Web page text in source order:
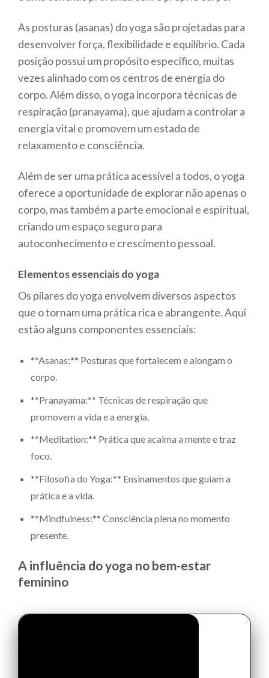
As posturas (asanas) do yoga são projetadas para
desenvolver força, flexibilidade e equilíbrio. Cada
posição possui um propósito específico, muitas
vezes alinhado com os centros de energia do
corpo. Além disso, o yoga incorpora técnicas de
respiração (pranayama), que ajudam a controlar a
energia vital e promovem um estado de
relaxamento e consciência.
Além de ser uma prática acessível a todos, o yoga
oferece a oportunidade de explorar não apenas o
corpo, mas também a parte emocional e espiritual,
criando um espaço seguro para
autoconhecimento e crescimento pessoal.
Elementos essenciais do yoga
Os pilares do yoga envolvem diversos aspectos
que o tornam uma prática rica e abrangente. Aqui
estão alguns componentes essenciais:
**Asanas:** Posturas que fortalecem e alongam o
corpo.
**Pranayama:** Técnicas de respiração que
promovem a vida e a energia.
**Meditation:** Prática que acalma a mente e traz
foco.
**Filosofia do Yoga:** Ensinamentos que guiam a
prática e a vida.
**Mindfulness:** Consciência plena no momento
presente.
A influência do yoga no bem-estar
feminino